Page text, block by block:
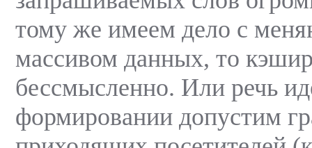
тому же имеем дело с
массивом данных, то
бессмысленно. Или речь
формировании допустим